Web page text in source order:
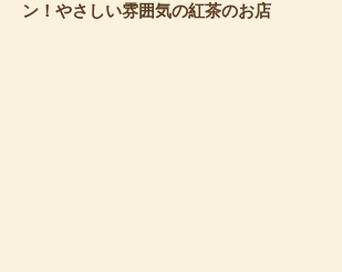
ン！やさしい雰囲気の紅茶のお店